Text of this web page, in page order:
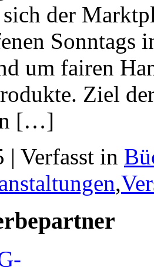
der
Sonntags
um fairen
Ziel
[…]
| Verfasst in
,